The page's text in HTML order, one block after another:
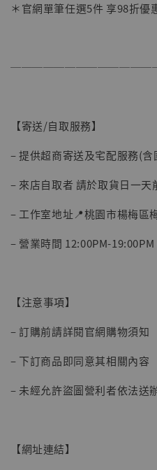
子彈飛 鵝城縣長 張
NT$ 4,980
＊官網單筆任選5件 享98折優惠
【寄送/自取服務】
– 提供超商寄送及宅配服務(含
– 來店自取者 請於取貨日一天
– 工作室地址📍桃園市楊梅區
– 營業時間 12:00PM-
【注意事項】
– 訂購前請詳閱官網購物須知
– 下訂商品即同意其相關內容
– 未經允許盜圖營利者依法送
【網址連結】